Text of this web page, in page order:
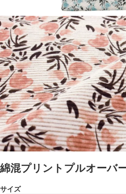
綿混プリントプルオーバ
サイズ